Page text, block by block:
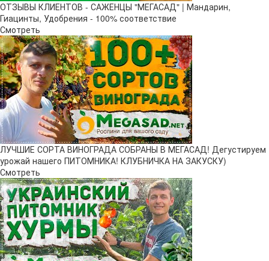
ОТЗЫВЫ КЛИЕНТОВ - САЖЕНЦЫ "МЕГАСАД" | Мандарин,
Гиацинты, Удобрения - 100% соответствие
Смотреть
ЛУЧШИЕ СОРТА ВИНОГРАДА СОБРАНЫ В МЕГАСАД! Дегустируем
урожай нашего ПИТОМНИКА! КЛУБНИЧКА НА ЗАКУСКУ)
Смотреть